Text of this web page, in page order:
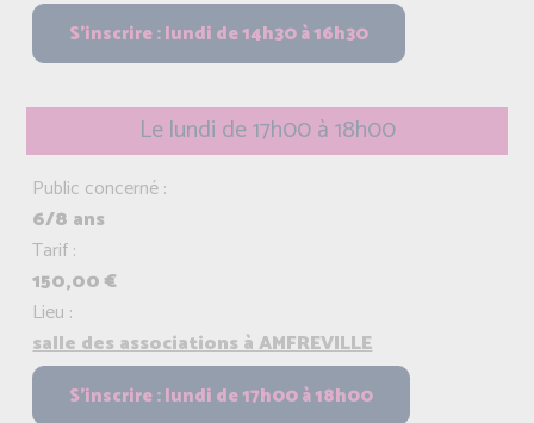
Le lundi de 17h00 à 18h00
Public concerné :
6/8 ans
Tarif :
150,00 €
Lieu :
salle des associations à AMFREVILLE